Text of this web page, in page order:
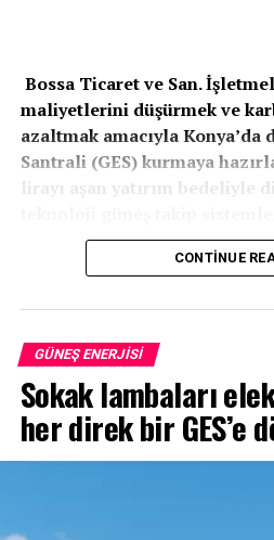
Bossa Ticaret ve San.
maliyetlerini düşürmek ve
azaltmak amacıyla Konya’da
Santrali (GES) kurmaya
lirayı aşan yatırım bedeliyle
– Bossa Ticaret, Konya
bir Güneş Enerji Santrali projesi
Toplam10,1 MWe – 11,1 MWm
olacak santral, bölgenin
potansiyelini en üst seviyeye
Tek Eksende Güneşi
(9,82
CONTINUE
GÜNEŞ ENERJISI
Sokak lambaları
her direk bir GES’e